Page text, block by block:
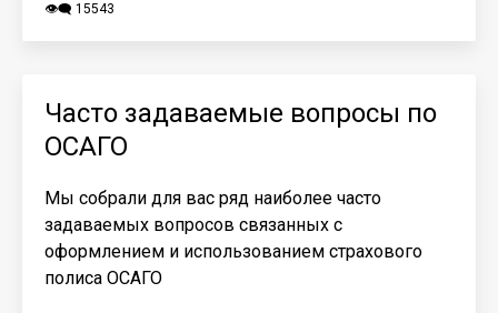
👁️‍🗨️ 15543
Часто задаваемые вопросы по
ОСАГО
Мы собрали для вас ряд наиболее часто
задаваемых вопросов связанных с
оформлением и использованием страхового
полиса ОСАГО